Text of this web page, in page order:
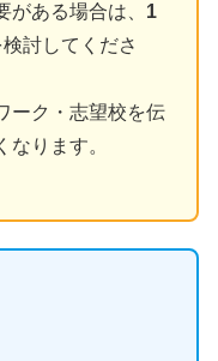
ある場合は、 1
検討してくださ
ーク・志望校を伝
なります。